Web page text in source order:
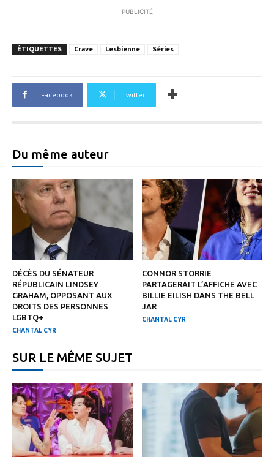
PUBLICITÉ
ÉTIQUETTES Crave Lesbienne Séries
Facebook Twitter
Du même auteur
DÉCÈS DU SÉNATEUR
RÉPUBLICAIN LINDSEY
GRAHAM, OPPOSANT AUX
DROITS DES PERSONNES
LGBTQ+
CHANTAL CYR
CONNOR STORRIE
PARTAGERAIT L’AFFICHE AVEC
BILLIE EILISH DANS THE BELL
JAR
CHANTAL CYR
SUR LE MÊME SUJET